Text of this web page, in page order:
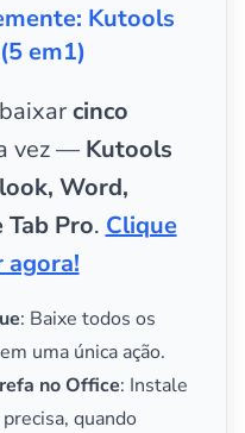
Kutools
em1)
cinco
vez — Kutools
Word,
Tab Pro. Clique
agora!
: Baixe todos os
uma única ação.
no Office: Instale
quando